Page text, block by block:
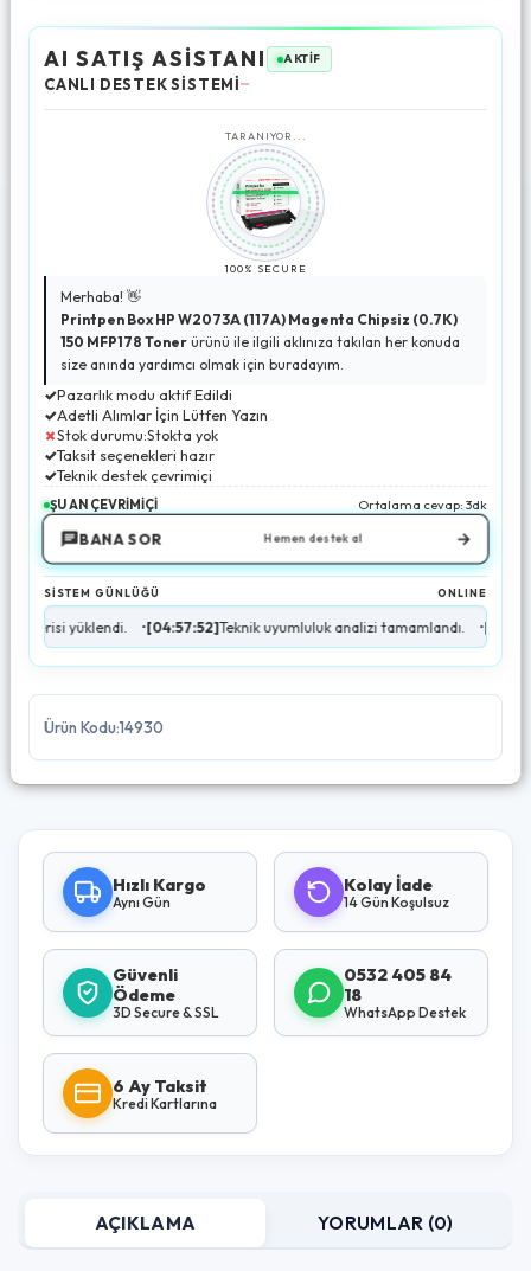
AI SATIŞ ASİSTANI AKTİF
CANLI DESTEK SİSTEMİ
TARANIYOR...
100% SECURE
Merhaba! 👋
Printpen Box HP W2073A (117A) Magenta Chipsiz (0.7K)
150 MFP178 Toner ürünü ile ilgili aklınıza takılan her konuda
size anında yardımcı olmak için buradayım.
✓Pazarlık modu aktif Edildi
✓Adetli Alımlar İçin Lütfen Yazın
✗Stok durumu:Stokta yok
✓Taksit seçenekleri hazır
✓Teknik destek çevrimiçi
ŞU AN ÇEVRİMİÇİ Ortalama cevap: 3dk
BANA SOR Hemen destek al →
SİSTEM GÜNLÜĞÜ ONLINE
•[04:57:52]Teknik uyumluluk analizi tamamlandı. •[04:57:53] Stok
Ürün Kodu:14930
Hızlı Kargo
Aynı Gün
Kolay İade
14 Gün Koşulsuz
Güvenli
Ödeme
3D Secure & SSL
0532 405 84
18
WhatsApp Destek
6 Ay Taksit
Kredi Kartlarına
AÇIKLAMA YORUMLAR (0)